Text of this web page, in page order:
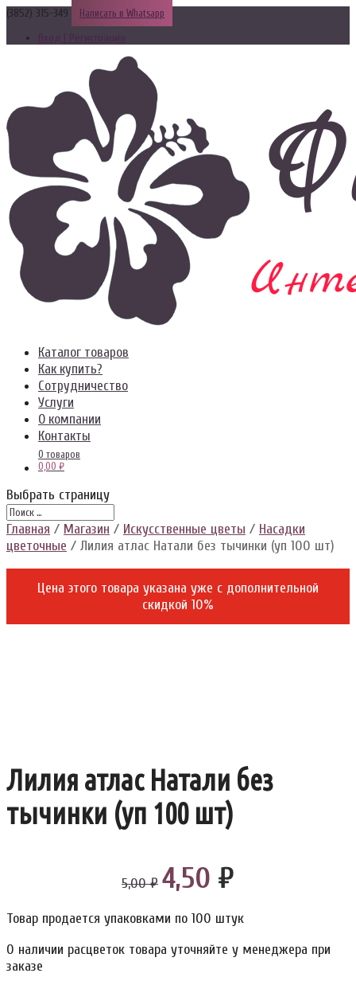
(3852) 315-349 Написать в Whatsapp
Вход | Регистрация
Каталог товаров
Как купить?
Сотрудничество
Услуги
О компании
Контакты
0 товаров
0,00 ₽
Выбрать страницу
Главная / Магазин / Искусственные цветы / Насадки
цветочные / Лилия атлас Натали без тычинки (уп 100 шт)
Цена этого товара указана уже c дополнительной
скидкой 10%
Лилия атлас Натали без
тычинки (уп 100 шт)
5,00 ₽ 4,50 ₽
Товар продается упаковками по 100 штук
О наличии расцветок товара уточняйте у менеджера при
заказе